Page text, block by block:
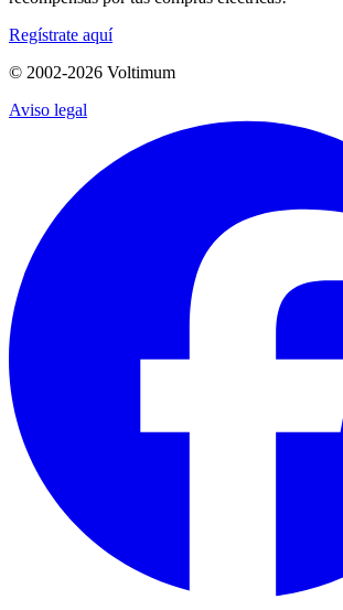
Regístrate aquí
© 2002-2026 Voltimum
Aviso legal